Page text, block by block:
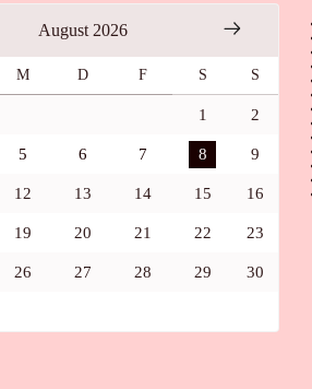
August 2026
M D F S S
1 2
5 6 7 8 9
12 13 14 15 16
19 20 21 22 23
26 27 28 29 30